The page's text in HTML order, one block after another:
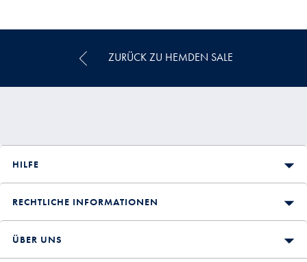
Price
ZURÜCK ZU HEMDEN SALE
HILFE
RECHTLICHE INFORMATIONEN
ÜBER UNS